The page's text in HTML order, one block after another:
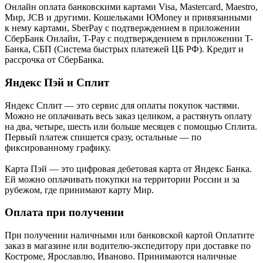
Онлайн оплата банковскими картами Visa, Mastercard, Maestro,
Мир, JCB и другими. Кошельками ЮMoney и привязанными
к нему картами, SberPay с подтверждением в приложении
СберБанк Онлайн, T-Pay с подтверждением в приложении T-
Банка, СБП (Система быстрых платежей ЦБ РФ). Кредит и
рассрочка от СберБанка.
Яндекс Пэй и Сплит
Яндекс Cплит — это сервис для оплаты покупок частями.
Можно не оплачивать весь заказ целиком, а растянуть оплату
на два, четыре, шесть или больше месяцев с помощью Сплита.
Первый платеж спишется сразу, остальные — по
фиксированному графику.
Карта Пэй — это цифровая дебетовая карта от Яндекс Банка.
Ей можно оплачивать покупки на территории России и за
рубежом, где принимают карту Мир.
Оплата при получении
При получении наличными или банковской картой Оплатите
заказ в магазине или водителю-экспедитору при доставке по
Костроме, Ярославлю, Иваново. Принимаются наличные